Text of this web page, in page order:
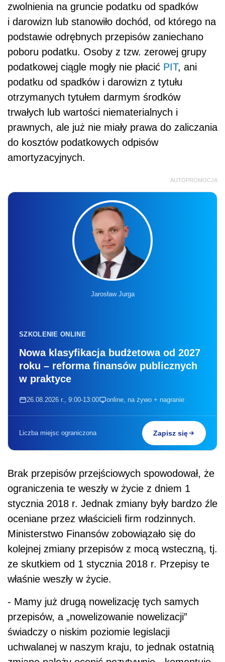
zwolnienia na gruncie podatku od spadków
i darowizn lub stanowiło dochód, od którego na
podstawie odrębnych przepisów zaniechano
poboru podatku. Osoby z tzw. zerowej grupy
podatkowej ciągle mogły nie płacić PIT, ani
podatku od spadków i darowizn z tytułu
otrzymanych tytułem darmym środków
trwałych lub wartości niematerialnych i
prawnych, ale już nie miały prawa do zaliczania
do kosztów podatkowych odpisów
amortyzacyjnych.
AUTOPROMOCJA
Jarosław Jurga
SZKOLENIE ONLINE
Nowa klasyfikacja budżetowa od 2027
roku – reforma finansów publicznych
w praktyce
26.08.2026 r., 9:00-13:00 online, na żywo + nagranie
Liczba miejsc ograniczona Zapisz się
Brak przepisów przejściowych spowodował, że
ograniczenia te weszły w życie z dniem 1
stycznia 2018 r. Jednak zmiany były bardzo źle
oceniane przez właścicieli firm rodzinnych.
Ministerstwo Finansów zobowiązało się do
kolejnej zmiany przepisów z mocą wsteczną, tj.
ze skutkiem od 1 stycznia 2018 r. Przepisy te
właśnie weszły w życie.
- Mamy już drugą nowelizację tych samych
przepisów, a „nowelizowanie nowelizacji”
świadczy o niskim poziomie legislacji
uchwalanej w naszym kraju, to jednak ostatnią